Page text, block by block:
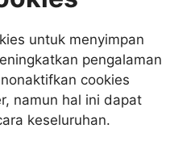
untuk menyimpan
pengalaman
cookies
namun hal ini dapat
keseluruhan.